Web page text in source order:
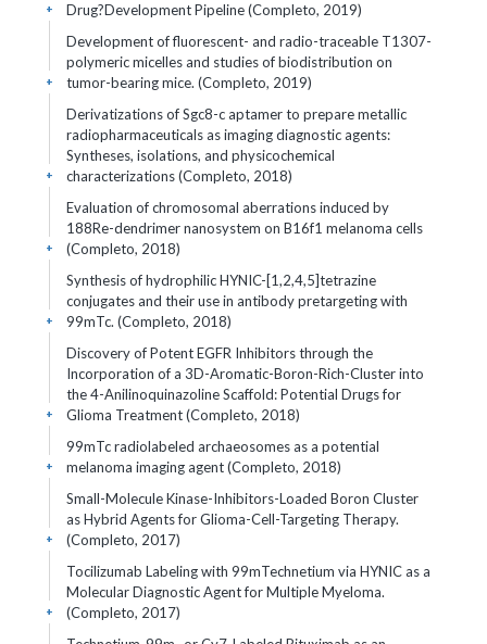
Drug?Development Pipeline (Completo, 2019)
+
Development of fluorescent- and radio-traceable T1307-
polymeric micelles and studies of biodistribution on
tumor-bearing mice. (Completo, 2019)
+
Derivatizations of Sgc8-c aptamer to prepare metallic
radiopharmaceuticals as imaging diagnostic agents:
Syntheses, isolations, and physicochemical
characterizations (Completo, 2018)
+
Evaluation of chromosomal aberrations induced by
188Re-dendrimer nanosystem on B16f1 melanoma cells
(Completo, 2018)
+
Synthesis of hydrophilic HYNIC-[1,2,4,5]tetrazine
conjugates and their use in antibody pretargeting with
99mTc. (Completo, 2018)
+
Discovery of Potent EGFR Inhibitors through the
Incorporation of a 3D-Aromatic-Boron-Rich-Cluster into
the 4-Anilinoquinazoline Scaffold: Potential Drugs for
Glioma Treatment (Completo, 2018)
+
99mTc radiolabeled archaeosomes as a potential
melanoma imaging agent (Completo, 2018)
+
Small-Molecule Kinase-Inhibitors-Loaded Boron Cluster
as Hybrid Agents for Glioma-Cell-Targeting Therapy.
(Completo, 2017)
+
Tocilizumab Labeling with 99mTechnetium via HYNIC as a
Molecular Diagnostic Agent for Multiple Myeloma.
(Completo, 2017)
+